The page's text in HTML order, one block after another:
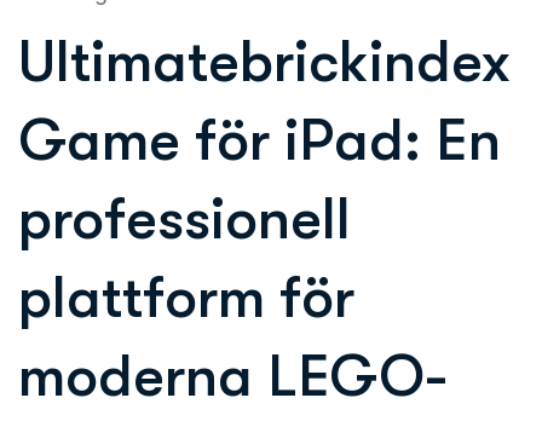
Ultimatebrickindex
Game för iPad: En
professionell
plattform för
moderna LEGO-